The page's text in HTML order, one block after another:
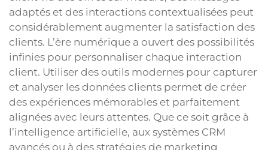
adaptés et des interactions contextualisées peut
considérablement augmenter la satisfaction des
clients. L’ère numérique a ouvert des possibilités
infinies pour personnaliser chaque interaction
client. Utiliser des outils modernes pour capturer
et analyser les données clients permet de créer
des expériences mémorables et parfaitement
alignées avec leurs attentes. Que ce soit grâce à
l’intelligence artificielle, aux systèmes CRM
avancés ou à des stratégies de marketing